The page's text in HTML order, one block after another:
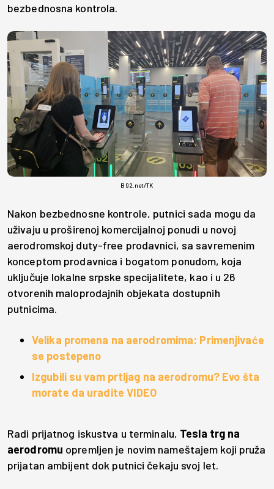
bezbednosna kontrola.
B92.net/TK
Nakon bezbednosne kontrole, putnici sada mogu da
uživaju u proširenoj komercijalnoj ponudi u novoj
aerodromskoj duty-free prodavnici, sa savremenim
konceptom prodavnica i bogatom ponudom, koja
uključuje lokalne srpske specijalitete, kao i u 26
otvorenih maloprodajnih objekata dostupnih
putnicima.
Velika promena na aerodromima: Primenjivaće
se postepeno
Izgubili su vam prtljag na aerodromu? Evo šta
morate da uradite VIDEO
Radi prijatnog iskustva u terminalu, Tesla trg na
aerodromu opremljen je novim nameštajem koji pruža
prijatan ambijent dok putnici čekaju svoj let.